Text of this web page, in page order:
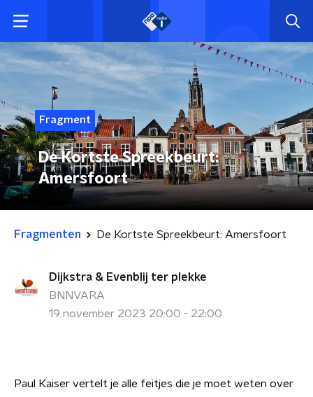
Fragment
De Kortste Spreekbeurt:
Amersfoort
Fragmenten De Kortste Spreekbeurt: Amersfoort
Dijkstra & Evenblij ter plekke
BNNVARA
19 november 2023 20:00 - 22:00
Paul Kaiser vertelt je alle feitjes die je moet weten over